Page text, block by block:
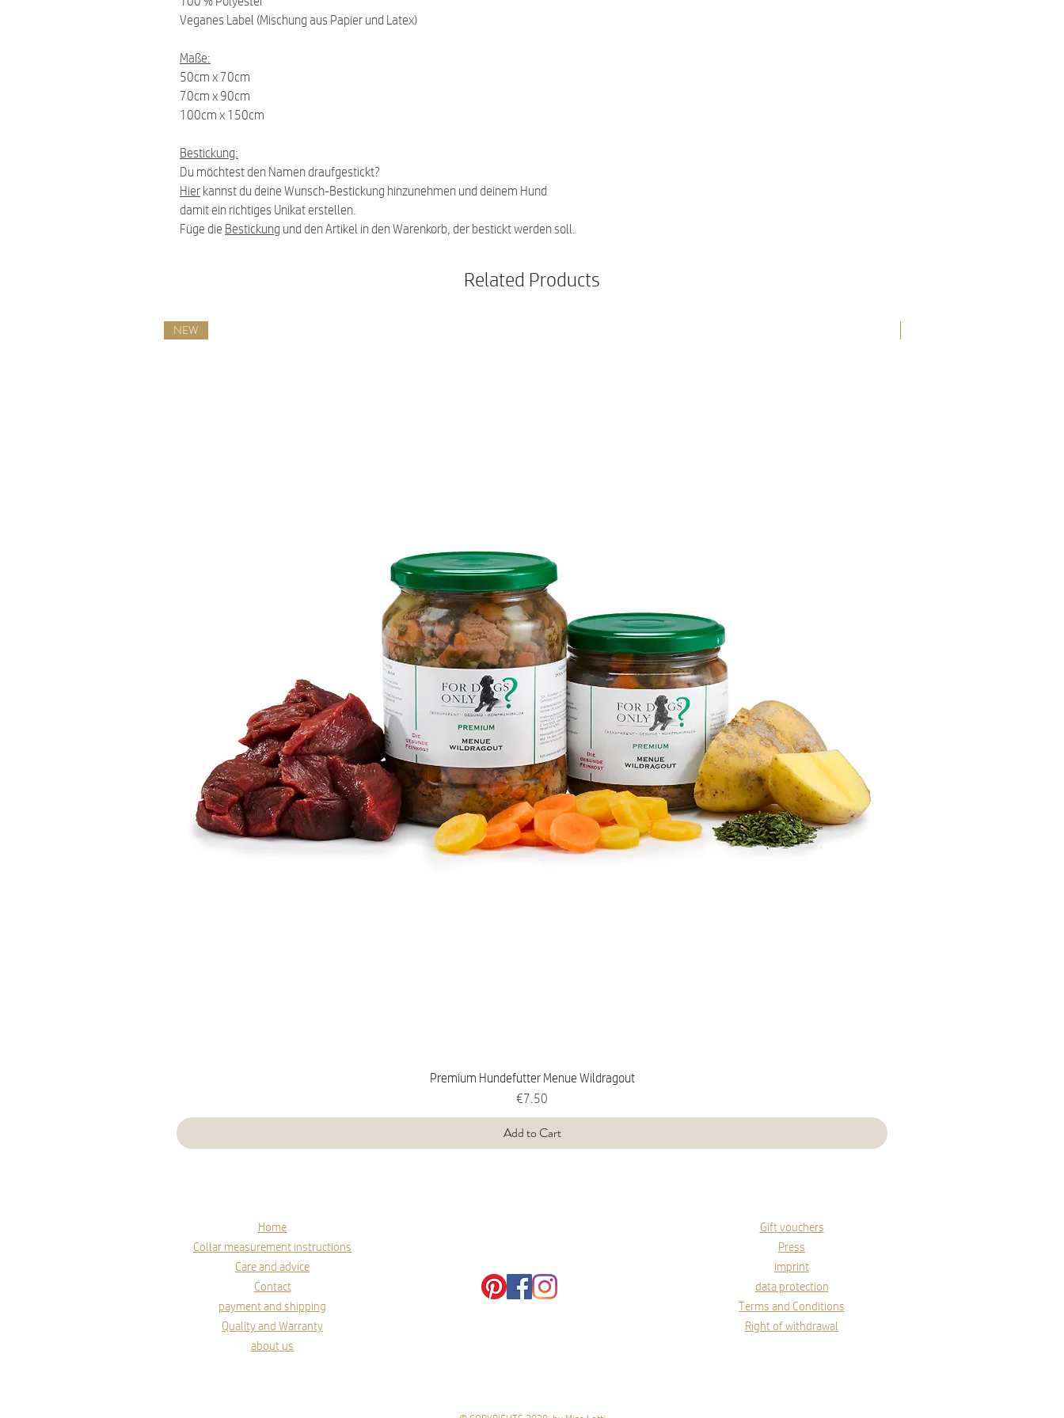
Veganes Label (Mischung aus Papier und Latex)
Maße:
50cm x 70cm
70cm x 90cm
100cm x 150cm
Bestickung:
Du möchtest den Namen draufgestickt?
Hier kannst du deine Wunsch-Bestickung hinzunehmen und deinem Hund
damit ein richtiges Unikat erstellen.
Füge die Bestickung und den Artikel in den Warenkorb, der bestickt werden soll.
Related Products
NEW
Premium Hundefutter Menue Wildragout
Price
€7.50
Add to Cart
Home
Collar measurement instructions
Care and advice
Contact
payment and shipping
Quality and Warranty
about us
Gift vouchers
Press
imprint
data protection
Terms and Conditions
Right of withdrawal